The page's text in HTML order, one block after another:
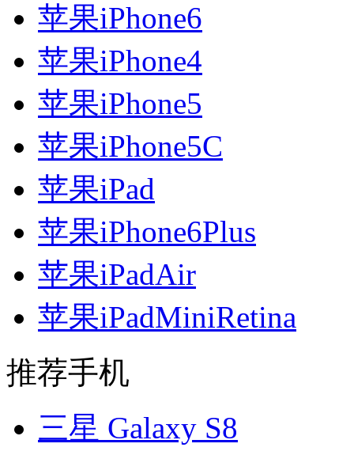
苹果iPhone6
苹果iPhone4
苹果iPhone5
苹果iPhone5C
苹果iPad
苹果iPhone6Plus
苹果iPadAir
苹果iPadMiniRetina
推荐手机
三星 Galaxy S8